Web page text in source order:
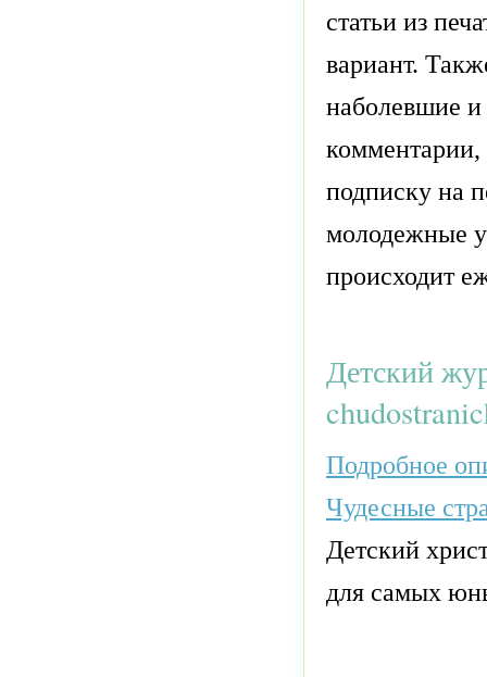
статьи из
вариант.
наболевшие и
комментарии,
подписку на
молодежные
происходит
Детский
Подробное
Чудесные
Детский
для самых